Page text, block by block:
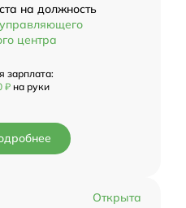
на должность
центра
зарплата:
₽ на руки
Открыта